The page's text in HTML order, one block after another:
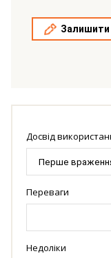
Залишити
Досвід
Переваги
Недоліки